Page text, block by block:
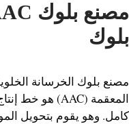
مصنع بلوك AAC
بلوك الخرسانة الخلوية
المعقمة (AAC) هو خط إنتاج
وهو يقوم بتحويل المواد